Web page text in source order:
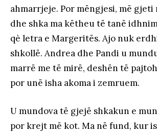
ahmarrjeje. Por mëngjesi, më gjeti
dhe shka ma këtheu të tanë
qè letra e Margeritës. Ajo nuk
shkollë. Andrea dhe Pandi u
marrë me të mirë, deshën të
por unë isha akoma i zemruem.
U mundova të gjejë shkakun e
por krejt më kot. Ma në fund, kur